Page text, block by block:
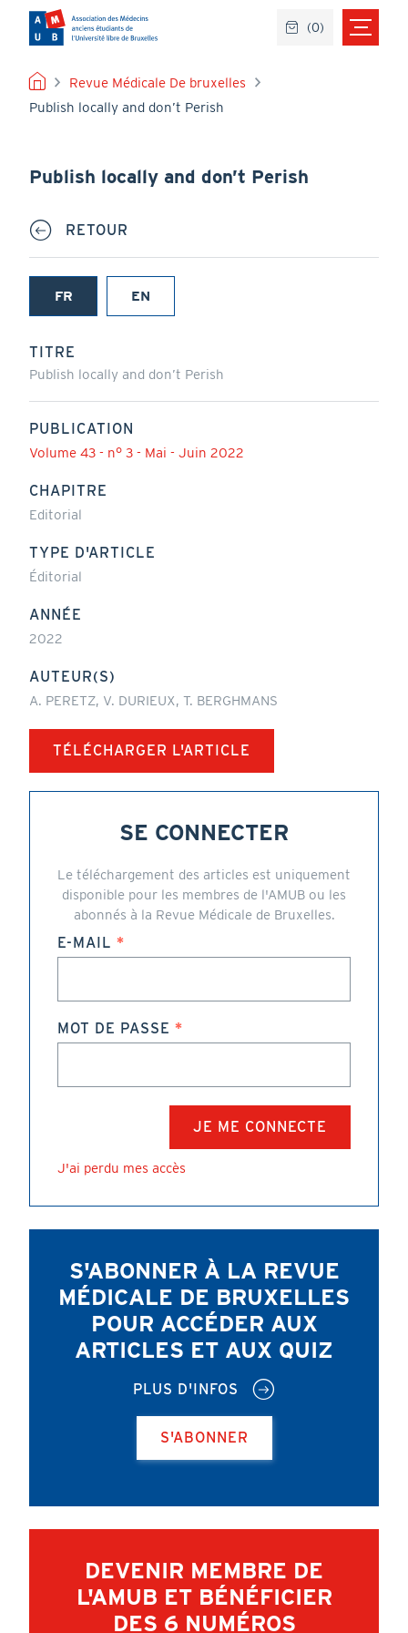
contenu
principal
FIL
D'ARIANE
Revue Médicale De bruxelles
Publish locally and don’t Perish
Publish locally and don’t Perish
RETOUR
FR
(onglet
EN
TITRE
Publish locally and don’t Perish
PUBLICATION
Volume 43 - n° 3 - Mai - Juin 2022
CHAPITRE
Editorial
TYPE D'ARTICLE
Éditorial
ANNÉE
2022
AUTEUR(S)
A. PERETZ, V. DURIEUX, T. BERGHMANS
TÉLÉCHARGER L'ARTICLE
SE CONNECTER
Le téléchargement des articles est uniquement
disponible pour les membres de l'AMUB ou les
abonnés à la Revue Médicale de Bruxelles.
E-MAIL
MOT DE PASSE
J'ai perdu mes accès
S'ABONNER À LA REVUE
MÉDICALE DE BRUXELLES
POUR ACCÉDER AUX
ARTICLES ET AUX QUIZ
PLUS D'INFOS
S'ABONNER
DEVENIR MEMBRE DE
L'AMUB ET BÉNÉFICIER
DES 6 NUMÉROS
(0)